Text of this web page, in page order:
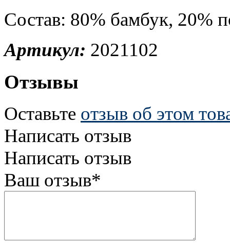
Состав: 80% бамбук, 20%
Артикул: 2021102
Отзывы
Оставьте отзыв об этом
Написать отзыв
Написать отзыв
Ваш отзыв*